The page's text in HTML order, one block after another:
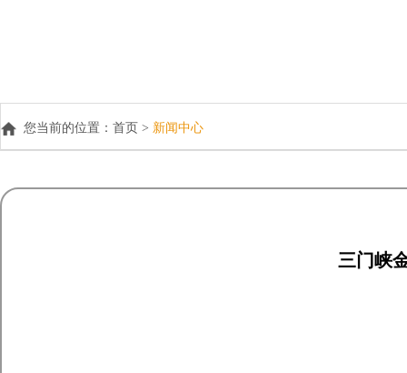
您当前的位置： 首页 > 新闻中心
三门峡